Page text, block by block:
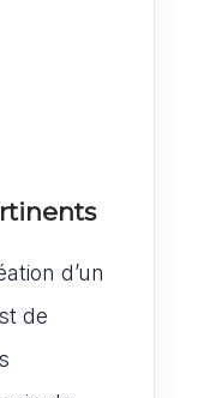
d’un
de